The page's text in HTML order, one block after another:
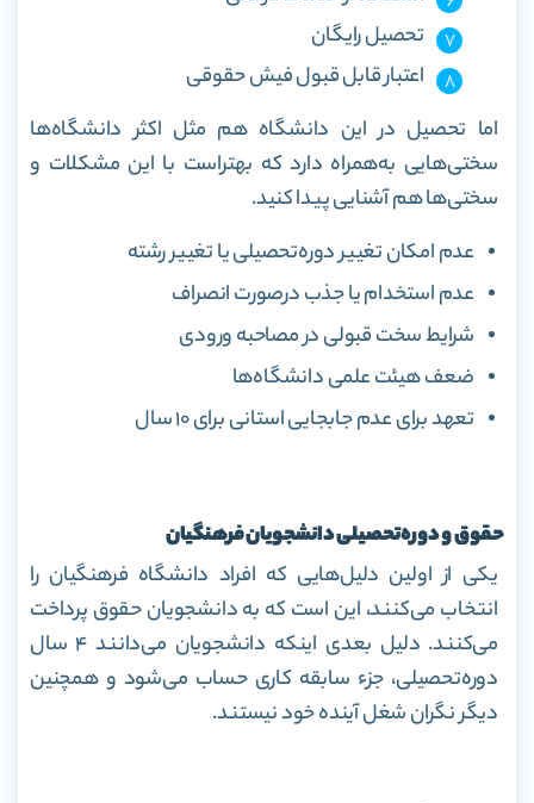
تحصیل رایگان
اعتبار قابل قبول فیش حقوقی
اما تحصیل در این دانشگاه هم مثل اکثر دانشگاه‌ها
سختی‌هایی به‌همراه دارد که بهتراست با این مشکلات و
سختی‌ها هم آشنایی پیدا کنید.
عدم امکان تغییر دوره‌تحصیلی یا تغییر رشته
عدم استخدام یا جذب درصورت انصراف
شرایط سخت قبولی در مصاحبه ورودی
ضعف هیئت علمی دانشگاه‌ها
تعهد برای عدم جابجایی استانی برای ۱۰ سال
حقوق و دورهتحصیلی دانشجویان فرهنگیان
یکی از اولین دلیل‌هایی که افراد دانشگاه فرهنگیان را
انتخاب می‌کنند، این است که به دانشجویان حقوق پرداخت
می‌کنند. دلیل بعدی اینکه دانشجویان می‌دانند ۴ سال
دوره‌تحصیلی، جزء سابقه کاری حساب می‌شود و همچنین
دیگر نگران شغل آینده خود نیستند.